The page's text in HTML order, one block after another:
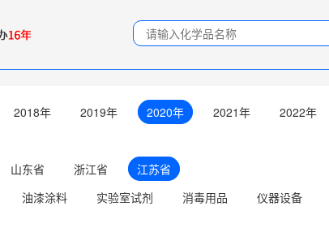
2018年 2019年 2020年 2021年 2022年
山东省 浙江省
江苏省
油漆涂料 实验室试剂 消毒用品 仪器设备